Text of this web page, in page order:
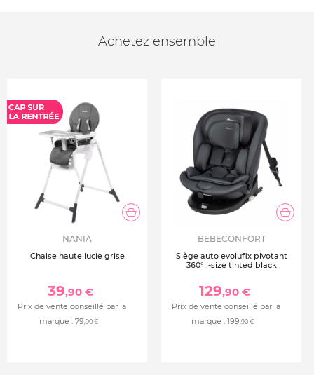
Achetez ensemble
NANIA
Chaise haute lucie grise
39,90 €
Prix de vente conseillé par la
marque : 79,90 €
BEBECONFORT
Siège auto evolufix pivotant
360° i-size tinted black
129,90 €
Prix de vente conseillé par la
marque : 199,90 €